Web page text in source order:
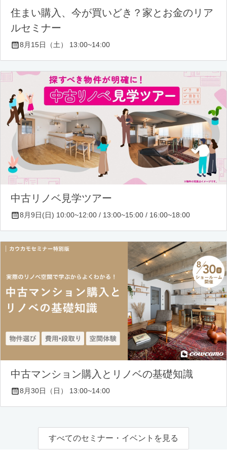
住まい購入、今が買いどき？家とお金のリア
ルセミナー
8月15日（土） 13:00~14:00
中古リノベ見学ツアー
8月9日(日) 10:00~12:00 / 13:00~15:00 / 16:00~18:00
中古マンション購入とリノベの基礎知識
8月30日（日） 13:00~14:00
すべてのセミナー・イベントを見る